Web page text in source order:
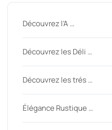
Découvrez l’A …
Découvrez les Déli …
Découvrez les trés …
Élégance Rustique …